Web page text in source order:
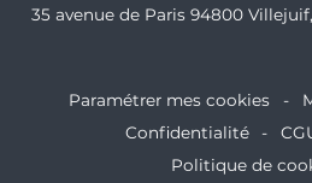
35 avenue de Paris 94800
Paramétrer mes cookies
Confidentialité
Politique de